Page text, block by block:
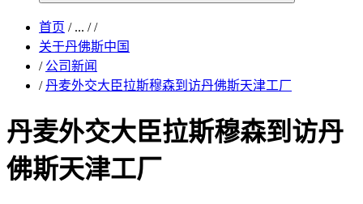
首页 /... / /
关于丹佛斯中国
/ 公司新闻
/ 丹麦外交大臣拉斯穆森到访丹佛斯天津工厂
丹麦外交大臣拉斯穆森到访丹
佛斯天津工厂